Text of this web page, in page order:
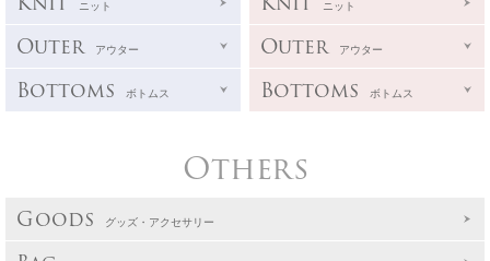
ニット
Outer アウター
Bottoms ボトムス
ニット
Outer アウター
Bottoms ボトムス
Others
Goods グッズ・アクセサリー